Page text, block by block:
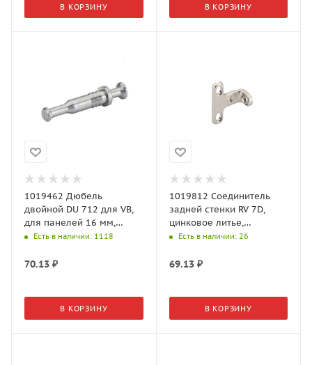
В КОРЗИНУ В КОРЗИНУ
1019462 Дюбель
двойной DU 712 для VB,
для панелей 16 мм,
стальной
Есть в наличии: 1118
70.13 ₽
В КОРЗИНУ
1019812 Соединитель
задней стенки RV 7D,
цинковое литье,
никелированная
Есть в наличии: 26
69.13₽
В КОРЗИНУ